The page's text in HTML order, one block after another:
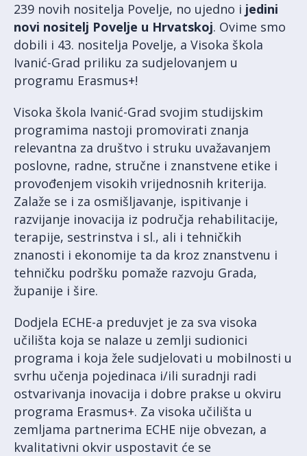
239 novih nositelja Povelje, no ujedno i jedini
novi nositelj Povelje u Hrvatskoj. Ovime smo
dobili i 43. nositelja Povelje, a Visoka škola
Ivanić-Grad priliku za sudjelovanjem u
programu Erasmus+!
Visoka škola Ivanić-Grad svojim studijskim
programima nastoji promovirati znanja
relevantna za društvo i struku uvažavanjem
poslovne, radne, stručne i znanstvene etike i
provođenjem visokih vrijednosnih kriterija.
Zalaže se i za osmišljavanje, ispitivanje i
razvijanje inovacija iz područja rehabilitacije,
terapije, sestrinstva i sl., ali i tehničkih
znanosti i ekonomije ta da kroz znanstvenu i
tehničku podršku pomaže razvoju Grada,
županije i šire.
Dodjela ECHE-a preduvjet je za sva visoka
učilišta koja se nalaze u zemlji sudionici
programa i koja žele sudjelovati u mobilnosti u
svrhu učenja pojedinaca i/ili suradnji radi
ostvarivanja inovacija i dobre prakse u okviru
programa Erasmus+. Za visoka učilišta u
zemljama partnerima ECHE nije obvezan, a
kvalitativni okvir uspostavit će se